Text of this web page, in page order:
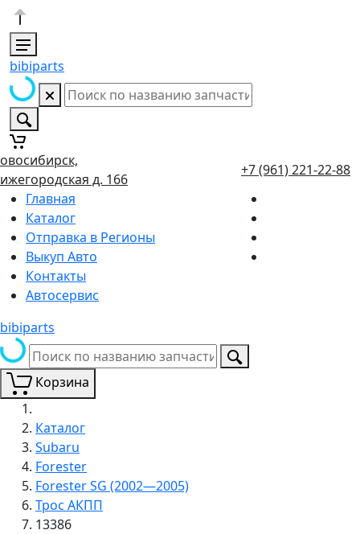
bibiparts
д. 166
+7 (961) 221-22-88
Главная
Каталог
Отправка в Регионы
Выкуп Авто
Контакты
Автосервис
bibiparts
Корзина
Каталог
Subaru
Forester
Forester SG (2002—2005)
Трос АКПП
13386